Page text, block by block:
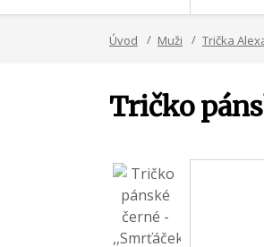
Úvod Muži Trička
Tričko